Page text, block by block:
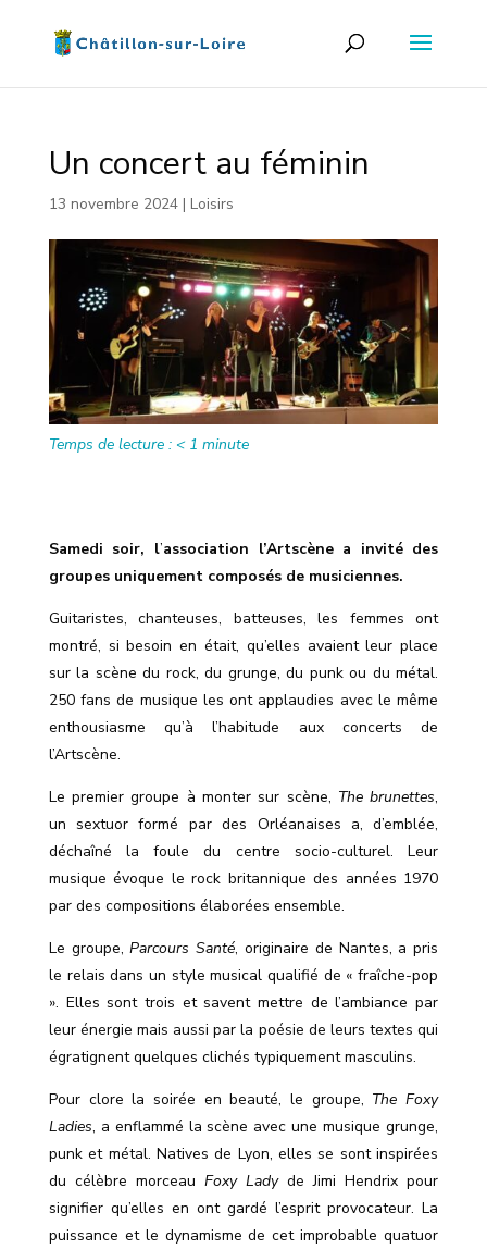
Un concert au féminin
13 novembre 2024| Loisirs
Temps de lecture : < 1 minute
Samedi soir, l’association l’Artscène a invité des
groupes uniquement composés de musiciennes.
Guitaristes, chanteuses, batteuses, les femmes ont
montré, si besoin en était, qu’elles avaient leur place
sur la scène du rock, du grunge, du punk ou du métal.
250 fans de musique les ont applaudies avec le même
enthousiasme qu’à l’habitude aux concerts de
l’Artscène.
Le premier groupe à monter sur scène, The brunettes,
un sextuor formé par des Orléanaises a, d’emblée,
déchaîné la foule du centre socio-culturel. Leur
musique évoque le rock britannique des années 1970
par des compositions élaborées ensemble.
Le groupe,Parcours Santé, originaire de Nantes, a pris
le relais dans un style musical qualifié de « fraîche-pop
». Elles sont trois et savent mettre de l’ambiance par
leur énergie mais aussi par la poésie de leurs textes qui
égratignent quelques clichés typiquement masculins.
Pour clore la soirée en beauté, le groupe, The Foxy
Ladies, a enflammé la scène avec une musique grunge,
punk et métal. Natives de Lyon, elles se sont inspirées
du célèbre morceau Foxy Ladyde Jimi Hendrix pour
signifier qu’elles en ont gardé l’esprit provocateur. La
puissance et le dynamisme de cet improbable quatuor